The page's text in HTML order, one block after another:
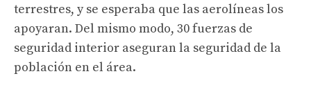
terrestres, y se esperaba que las aerolíneas los
apoyaran. Del mismo modo, 30 fuerzas de
seguridad interior aseguran la seguridad de la
población en el área.